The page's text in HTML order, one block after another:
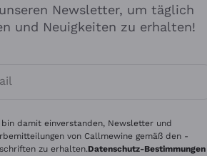
San Leonardo
Divella
Für
Newsletter, um täglich
und Neuigkeiten zu erhalten!
Einwilligungen zum Erhalt von
bin damit einverstanden, Newsletter und
von Callmewine gemäß den -
zu erhalten.Datenschutz-Bestimmungen